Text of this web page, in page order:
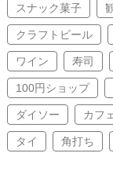
スナック菓子
クラフトビール
ワイン 寿司
100円ショップ
ダイソー カフェ
タイ 角打ち